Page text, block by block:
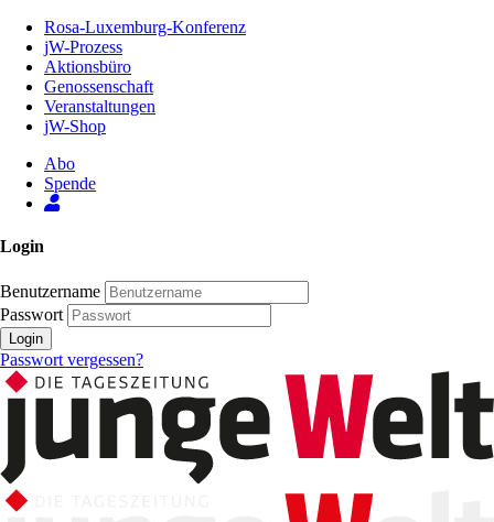
Inhalt
Seite
Rosa-Luxemburg-Konferenz
jW-Prozess
Aktionsbüro
Genossenschaft
Veranstaltungen
jW-Shop
Abo
Spende
Login
Benutzername
Passwort
Login
Passwort vergessen?